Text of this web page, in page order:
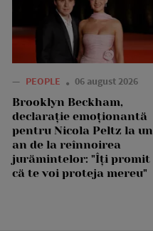
— PEOPLE 06 august 2026
Brooklyn Beckham,
declarație emoționantă
pentru Nicola Peltz la un
an de la reînnoirea
jurămintelor: "Îți promit
că te voi proteja mereu"